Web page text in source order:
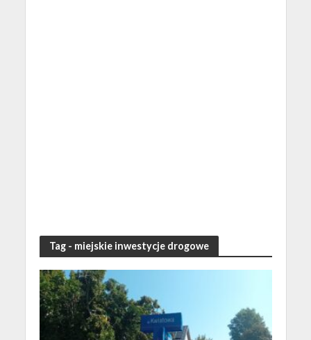
Tag - miejskie inwestycje drogowe